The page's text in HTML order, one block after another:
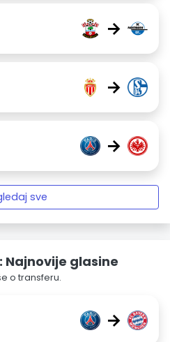
→
→
→
sve
Najnovije glasine
o transferu.
→